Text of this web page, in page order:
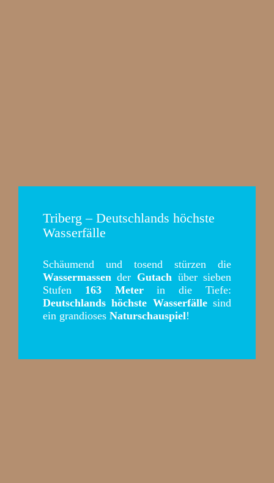
Triberg – Deutschlands höchste
Wasserfälle
Schäumend und tosend stürzen die
Wassermassender Gutach über sieben
Stufen 163 Meterin die Tiefe:
Deutschlands höchste Wasserfällesind
ein grandioses Naturschauspiel!